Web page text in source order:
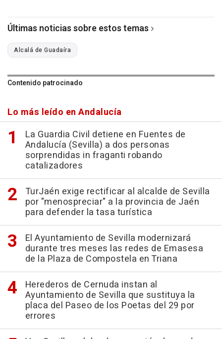
Últimas noticias sobre estos temas
Alcalá de Guadaíra
Contenido patrocinado
Lo más leído en Andalucía
La Guardia Civil detiene en Fuentes de
Andalucía (Sevilla) a dos personas
sorprendidas in fraganti robando
catalizadores
TurJaén exige rectificar al alcalde de Sevilla
por "menospreciar" a la provincia de Jaén
para defender la tasa turística
El Ayuntamiento de Sevilla modernizará
durante tres meses las redes de Emasesa
de la Plaza de Compostela en Triana
Herederos de Cernuda instan al
Ayuntamiento de Sevilla que sustituya la
placa del Paseo de los Poetas del 29 por
errores